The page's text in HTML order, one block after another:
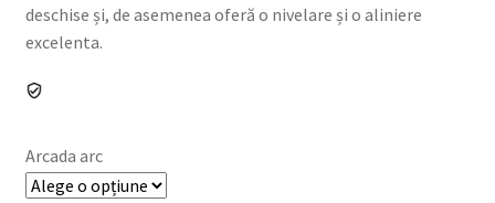
deschise și, de asemenea oferă o nivelare și o aliniere
excelenta.
Arcada arc